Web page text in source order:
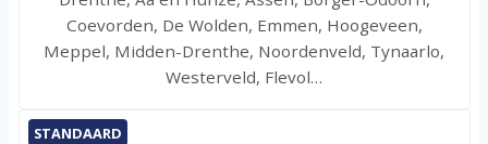
Coevorden, De Wolden, Emmen, Hoogeveen,
Meppel, Midden-Drenthe, Noordenveld, Tynaarlo,
Westerveld, Flevol…
STANDAARD